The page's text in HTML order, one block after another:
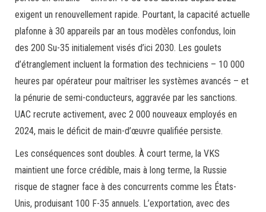
exigent un renouvellement rapide. Pourtant, la capacité actuelle
plafonne à 30 appareils par an tous modèles confondus, loin
des 200 Su-35 initialement visés d’ici 2030. Les goulets
d’étranglement incluent la formation des techniciens – 10 000
heures par opérateur pour maîtriser les systèmes avancés – et
la pénurie de semi-conducteurs, aggravée par les sanctions.
UAC recrute activement, avec 2 000 nouveaux employés en
2024, mais le déficit de main-d’œuvre qualifiée persiste.
Les conséquences sont doubles. À court terme, la VKS
maintient une force crédible, mais à long terme, la Russie
risque de stagner face à des concurrents comme les États-
Unis, produisant 100 F-35 annuels. L’exportation, avec des